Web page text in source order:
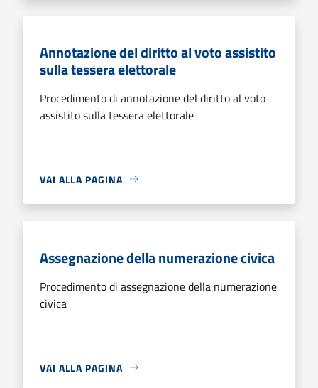
Annotazione del diritto al voto assistito
sulla tessera elettorale
Procedimento di annotazione del diritto al voto
assistito sulla tessera elettorale
VAI ALLA PAGINA
Assegnazione della numerazione civica
Procedimento di assegnazione della numerazione
civica
VAI ALLA PAGINA